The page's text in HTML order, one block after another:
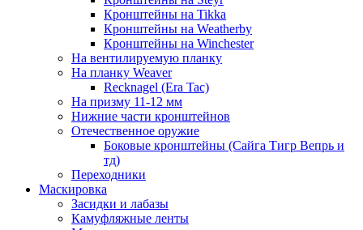
Кронштейны на Tikka
Кронштейны на Weatherby
Кронштейны на Winchester
На вентилируемую планку
На планку Weaver
Recknagel (Era Tac)
На призму 11-12 мм
Нижние части кронштейнов
Отечественное оружие
Боковые кронштейны (Сайга Тигр Вепрь и
тд)
Переходники
Маскировка
Засидки и лабазы
Камуфляжные ленты